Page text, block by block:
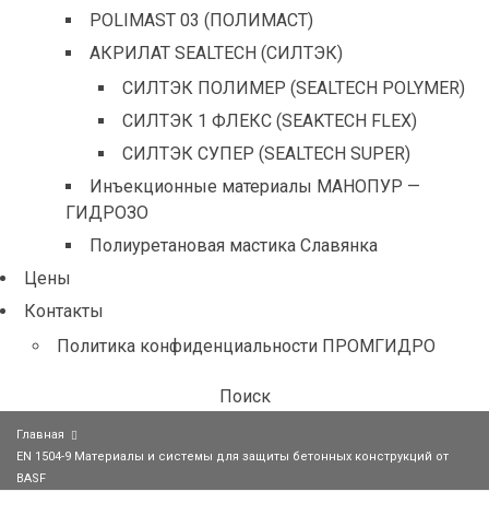
POLIMAST 03 (ПОЛИМАСТ)
АКРИЛАТ SEALTECH (СИЛТЭК)
СИЛТЭК ПОЛИМЕР (SEALTECH POLYMER)
СИЛТЭК 1 ФЛЕКС (SEAKTECH FLEX)
СИЛТЭК СУПЕР (SEALTECH SUPER)
Инъекционные материалы МАНОПУР —
ГИДРОЗО
Полиуретановая мастика Славянка
Цены
Контакты
Политика конфиденциальности ПРОМГИДРО
Поиск
Главная
EN 1504-9 Материалы и системы для защиты бетонных конструкций от
BASF